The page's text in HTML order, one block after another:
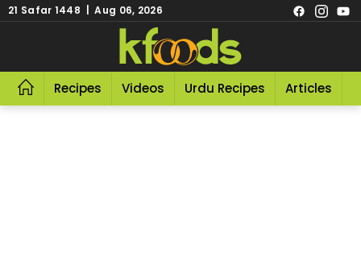
21 Safar 1448 | Aug 06, 2026
Recipes Videos Urdu Recipes Articles